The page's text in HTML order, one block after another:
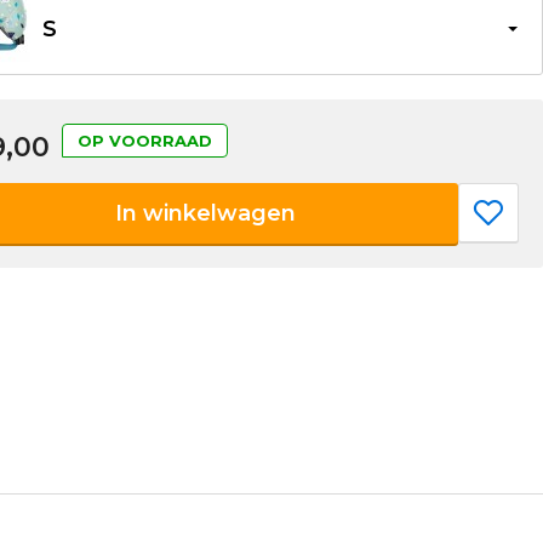
S
OP VOORRAAD
In winkelwagen